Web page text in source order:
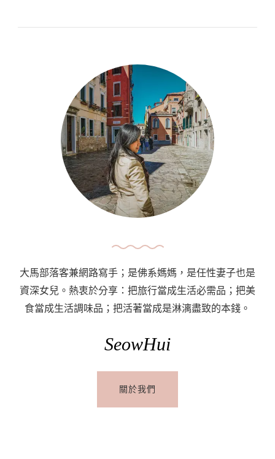
斯
自
由
行
攻
Top
Attractions
&
大馬部落客兼網路寫手；是佛系媽媽，是任性妻子也是
資深女兒。熱衷於分享：把旅行當成生活必需品；把美
食當成生活調味品；把活著當成是淋漓盡致的本錢。
SeowHui
關於我們